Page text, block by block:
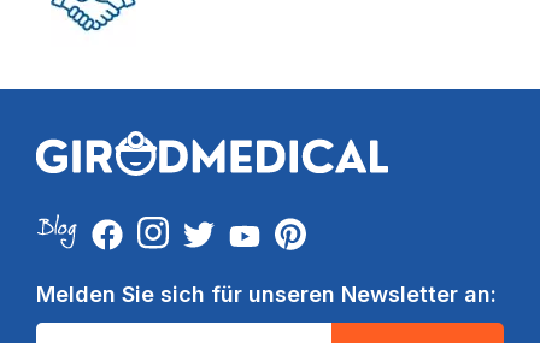
Melden Sie sich für unseren Newsletter an: